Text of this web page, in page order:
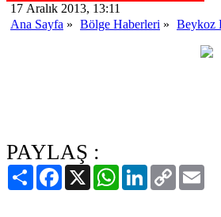
17 Aralık 2013, 13:11
Ana Sayfa » Bölge Haberleri » Beykoz
PAYLAŞ :
PaylaşFacebook
X WhatsAppLinkedIn
Copy
Link